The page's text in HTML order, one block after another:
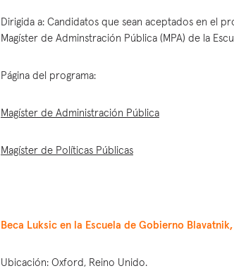
Dirigida a: Candidatos que sean aceptados en el
Magíster de Adminstración Pública (MPA) de la
Página del programa:
Magíster de Administración Pública
Magíster de Políticas Públicas
Beca Luksic en la Escuela de Gobierno
Ubicación: Oxford, Reino Unido.